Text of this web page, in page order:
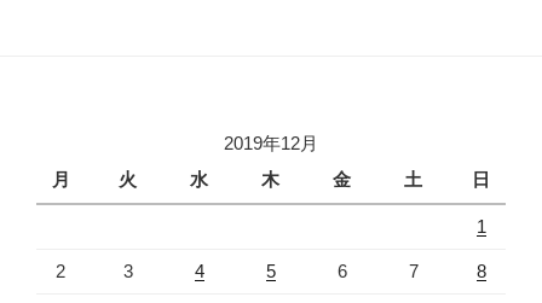
2019年12月
月
火 水 木 金 土 日
1
2 3 4 5 6 7 8